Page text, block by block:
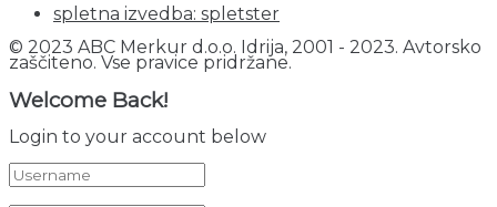
spletna izvedba: spletster
© 2023 ABC Merkur d.o.o. Idrija, 2001 - 2023. Avtorsko
zaščiteno. Vse pravice pridržane.
Welcome Back!
Login to your account below